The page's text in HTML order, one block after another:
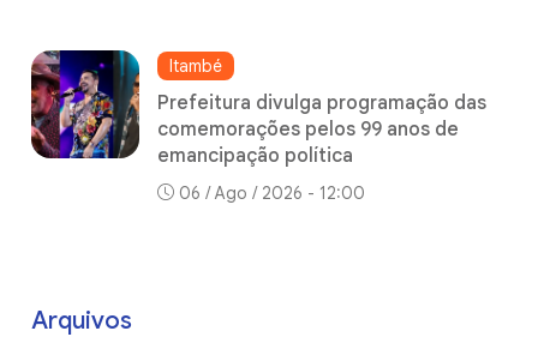
Itambé
Prefeitura divulga programação das
comemorações pelos 99 anos de
emancipação política
06 / Ago / 2026 - 12:00
Arquivos